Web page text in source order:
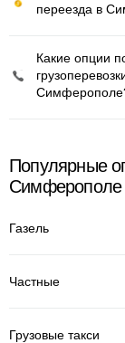
переезда в
Какие опции
Популярные
Симферополе
Газель
Частные
Грузовые такси